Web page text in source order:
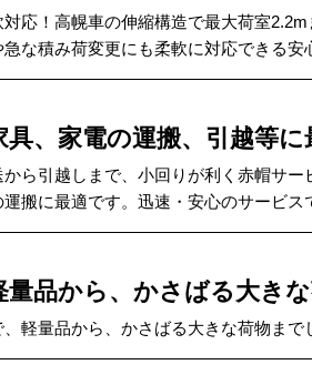
応！高幌車の伸縮構造で最大荷室
な積み荷変更にも柔軟に対応できる安
具、家電の運搬、引越等に
ら引越しまで、小回りが利く赤帽サ
搬に最適です。迅速・安心のサービ
量品から、かさばる大き
軽量品から、かさばる大きな荷物ま